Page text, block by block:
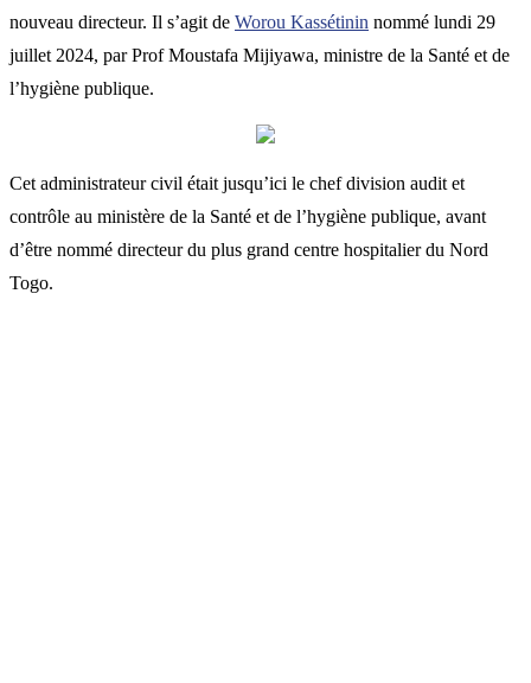
nouveau directeur. Il s’agit de Worou Kassétinin nommé lundi 29
juillet 2024, par Prof Moustafa Mijiyawa, ministre de la Santé et de
l’hygiène publique.
Cet administrateur civil était jusqu’ici le chef division audit et
contrôle au ministère de la Santé et de l’hygiène publique, avant
d’être nommé directeur du plus grand centre hospitalier du Nord
Togo.